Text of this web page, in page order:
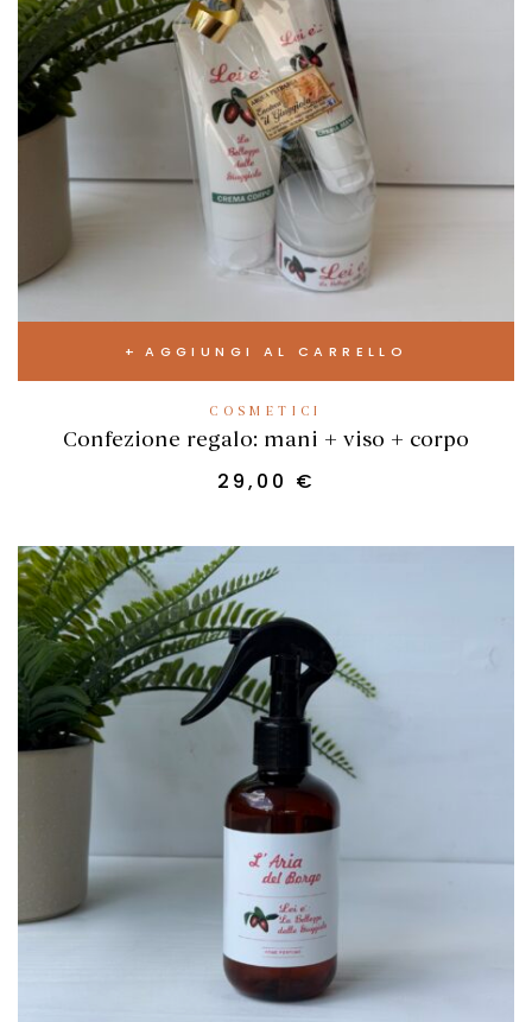
AGGIUNGI AL CARRELLO
COSMETICI
Confezione regalo: mani + viso + corpo
29,00 €